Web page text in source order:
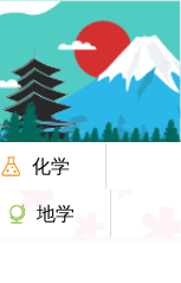
化学
地学